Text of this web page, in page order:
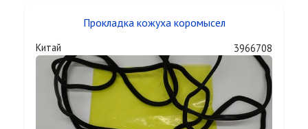
Прокладка кожуха коромысел
Китай 3966708